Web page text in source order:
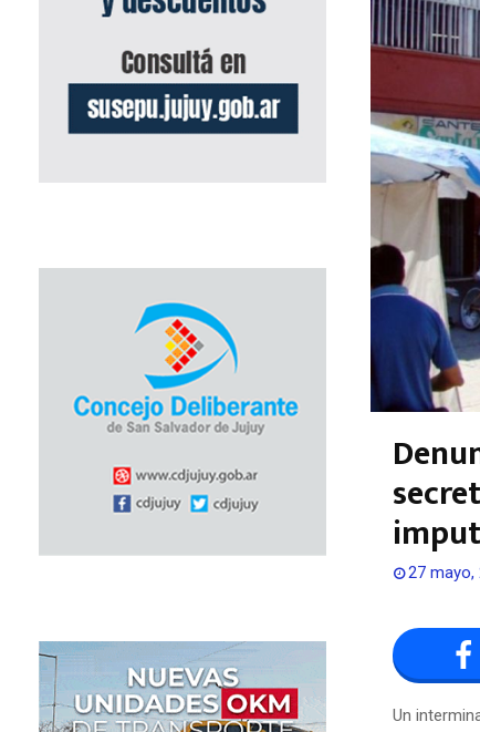
27 mayo,
Un